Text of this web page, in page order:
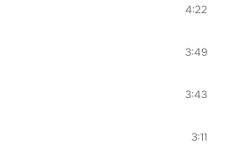
4:22
3:49
3:43
3:11